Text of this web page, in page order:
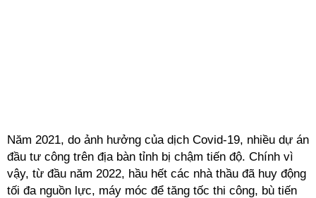
Năm 2021, do ảnh hưởng của dịch Covid-19, nhiều dự án
đầu tư công trên địa bàn tỉnh bị chậm tiến độ. Chính vì
vậy, từ đầu năm 2022, hầu hết các nhà thầu đã huy động
tối đa nguồn lực, máy móc để tăng tốc thi công, bù tiến